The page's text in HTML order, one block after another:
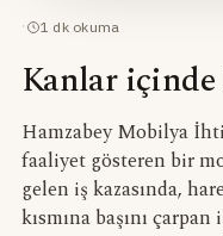
· 1 dk okuma
Kanlar içinde
Hamzabey Mobilya
faaliyet gösteren bir
gelen iş kazasında,
kısmına başını çarpan